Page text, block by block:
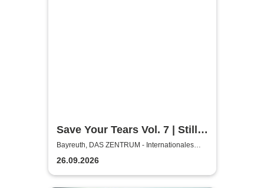
Save Your Tears Vol. 7 | Still
in Love, Blanket Hill,
Necklock, Glass Out
Bayreuth, DAS ZENTRUM - Internationales
Jugendkulturzentrum Bayreuth
26.09.2026